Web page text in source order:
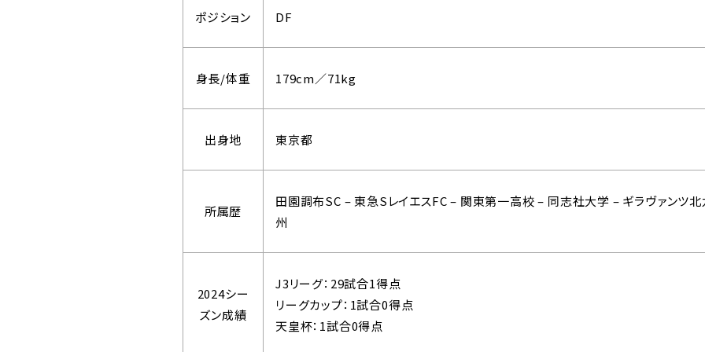
ポジション DF
身長/体重 179cm／71kg
出身地 東京都
所属歴
田園調布SC – 東急SレイエスFC – 関東第一高校 – 同志社大学 – ギラヴァンツ
州
2024シー
ズン成績
J3リーグ：29試合1得点
リーグカップ：1試合0得点
天皇杯：1試合0得点